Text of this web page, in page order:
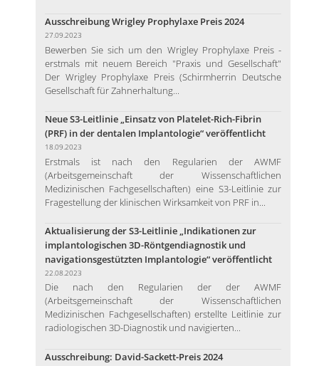
Ausschreibung Wrigley Prophylaxe Preis 2024
27.09.2023
Bewerben Sie sich um den Wrigley Prophylaxe Preis -
erstmals mit neuem Bereich "Praxis und Gesellschaft"
Der Wrigley Prophylaxe Preis (Schirmherrin Deutsche
Gesellschaft für Zahnerhaltung...
Neue S3-Leitlinie „Einsatz von Platelet-Rich-Fibrin
(PRF) in der dentalen Implantologie“ veröffentlicht
18.09.2023
Erstmals ist nach den Regularien der AWMF
(Arbeitsgemeinschaft der Wissenschaftlichen
Medizinischen Fachgesellschaften) eine S3-Leitlinie zur
Fragestellung der klinischen Wirksamkeit von PRF in...
Aktualisierung der S3-Leitlinie „Indikationen zur
implantologischen 3D-Röntgendiagnostik und
navigationsgestützten Implantologie“ veröffentlicht
22.08.2023
Die nach den Regularien der der AWMF
(Arbeitsgemeinschaft der Wissenschaftlichen
Medizinischen Fachgesellschaften) erstellte Leitlinie zur
radiologischen 3D-Diagnostik und navigierten...
Ausschreibung: David-Sackett-Preis 2024